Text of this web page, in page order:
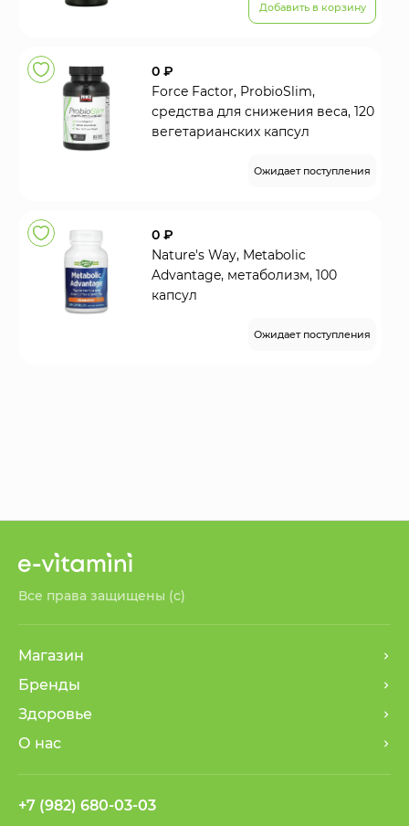
Добавить в корзину
0 ₽
Force Factor, ProbioSlim,
средства для снижения веса, 120
вегетарианских капсул
Ожидает поступления
0 ₽
Nature's Way, Metabolic
Advantage, метаболизм, 100
капсул
Ожидает поступления
Все права защищены (с)
Магазин
Бренды
Здоровье
О нас
+7 (982) 680-03-03